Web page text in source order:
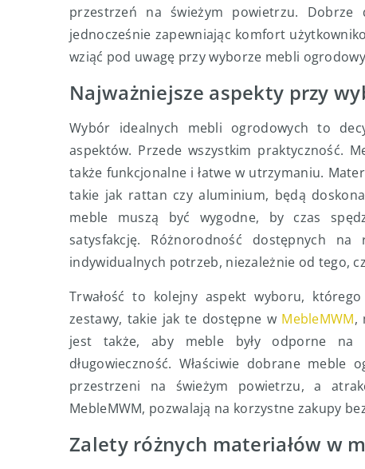
przestrzeń na świeżym powietrzu.
jednocześnie zapewniając komfort
wziąć pod uwagę przy wyborze mebli
Najważniejsze aspekty przy
Wybór idealnych mebli ogrodowych to
aspektów. Przede wszystkim praktyczność.
także funkcjonalne i łatwe w utrzymaniu.
takie jak rattan czy aluminium, będą
meble muszą być wygodne, by czas
satysfakcję. Różnorodność dostępnych
indywidualnych potrzeb, niezależnie od tego,
Trwałość to kolejny aspekt wyboru,
zestawy, takie jak te dostępne w MebleMWM,
jest także, aby meble były odporne na
długowieczność. Właściwie dobrane
przestrzeni na świeżym powietrzu, a
MebleMWM, pozwalają na korzystne zakupy
Zalety różnych materiałów w